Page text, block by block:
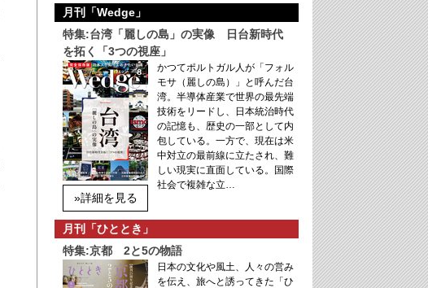
月刊「Wedge」
特集:台湾「麗しの島」の実像 日台新時代
を拓く「3つの視座」
»詳細を見る
かつてポルトガル人が「フォル
モサ（麗しの島）」と呼んだ台
湾。半導体産業で世界の最先端
技術をリードし、日本統治時代
の記憶も、歴史の一部として内
包している。一方で、現在は米
中対立の最前線に立たされ、難
しい現実に直面している。国際
社会で複雑な立…
月刊「ひととき」
特集:京都 2と5の物語
日本の文化や風土、人々の営み
を伝え、旅へと誘ってきた「ひ